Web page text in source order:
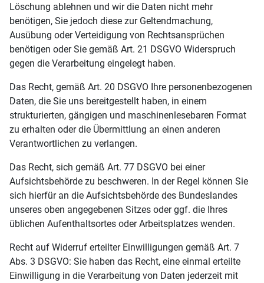
Löschung ablehnen und wir die Daten nicht mehr
benötigen, Sie jedoch diese zur Geltendmachung,
Ausübung oder Verteidigung von Rechtsansprüchen
benötigen oder Sie gemäß Art. 21 DSGVO Widerspruch
gegen die Verarbeitung eingelegt haben.
Das Recht, gemäß Art. 20 DSGVO Ihre personenbezogenen
Daten, die Sie uns bereitgestellt haben, in einem
strukturierten, gängigen und maschinenlesebaren Format
zu erhalten oder die Übermittlung an einen anderen
Verantwortlichen zu verlangen.
Das Recht, sich gemäß Art. 77 DSGVO bei einer
Aufsichtsbehörde zu beschweren. In der Regel können Sie
sich hierfür an die Aufsichtsbehörde des Bundeslandes
unseres oben angegebenen Sitzes oder ggf. die Ihres
üblichen Aufenthaltsortes oder Arbeitsplatzes wenden.
Recht auf Widerruf erteilter Einwilligungen gemäß Art. 7
Abs. 3 DSGVO: Sie haben das Recht, eine einmal erteilte
Einwilligung in die Verarbeitung von Daten jederzeit mit